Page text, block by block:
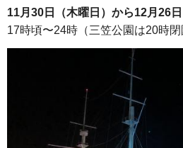
11月30日（木曜日）から12月26
17時頃〜24時（三笠公園は20時閉